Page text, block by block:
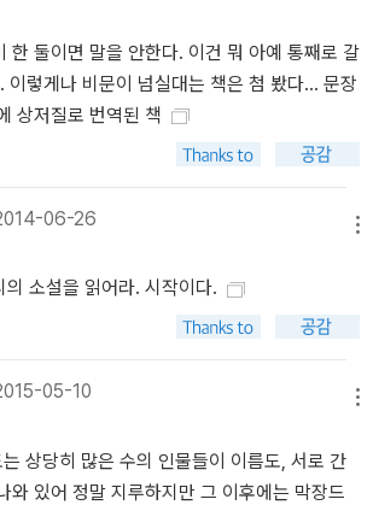
한 둘이면 말을 안한다. 이건 뭐 아예 통째로 갈
이렇게나 비문이 넘실대는 책은 첨 봤다... 문장
상저질로 번역된 책
06-26
소설을 읽어라. 시작이다.
05-10
상당히 많은 수의 인물들이 이름도, 서로 간
와 있어 정말 지루하지만 그 이후에는 막장드